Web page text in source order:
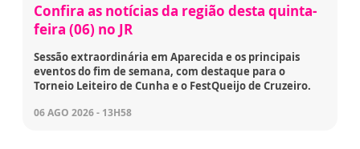
Confira as notícias da região desta quinta-
feira (06) no JR
Sessão extraordinária em Aparecida e os principais
eventos do fim de semana, com destaque para o
Torneio Leiteiro de Cunha e o FestQueijo de Cruzeiro.
06 AGO 2026 - 13H58